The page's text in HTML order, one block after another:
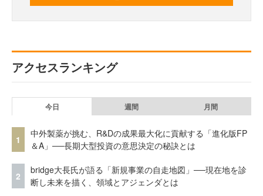
アクセスランキング
今日 週間 月間
1
中外製薬が挑む、R&Dの成果最大化に貢献する「進化版FP
＆A」──長期大型投資の意思決定の秘訣とは
2
bridge大長氏が語る「新規事業の自走地図」──現在地を診
断し未来を描く、領域とアジェンダとは